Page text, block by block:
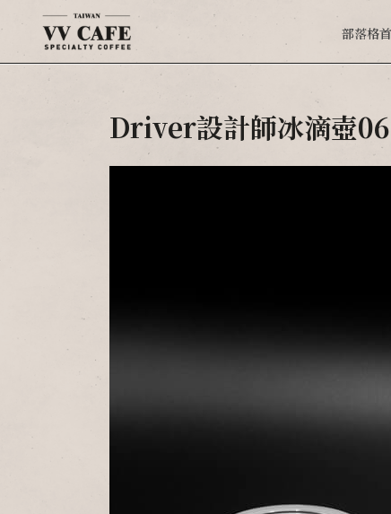
部落格
Driver設計師冰滴壺06